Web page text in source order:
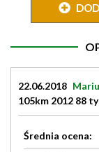
22.06.2018
105km 2012 88
Średnia ocena: